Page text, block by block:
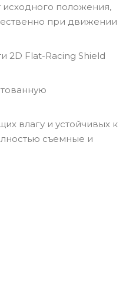
положения,
при движении
2D Flat-Racing Shield
влагу и устойчивых к
съемные и